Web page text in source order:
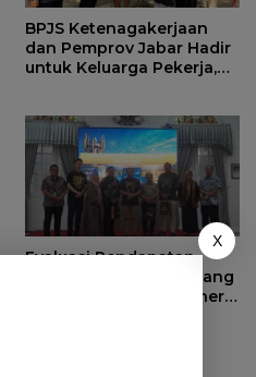
BPJS Ketenagakerjaan
dan Pemprov Jabar Hadir
untuk Keluarga Pekerja,
Evaluasi Pendapatan
Daerah, Bupati Sumedang
Minta OPD Perkuat Sinergi
X